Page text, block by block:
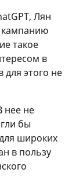
Лян
кампанию
такое
в
для этого не
нее не
бы
широких
в пользу